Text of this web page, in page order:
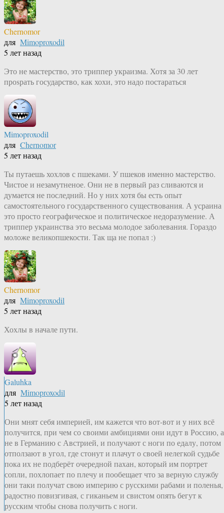
Chernomor
для Mimoproxodil
5 лет назад
Это не мастерство, это триппер украизма. Хотя за 30 лет
проsрать государство, как хохи, это надо постараться
Mimoproxodil
для Chernomor
5 лет назад
Ты путаешь хохлов с пшеками. У пшеков именно мастерство.
Чистое и незамутненое. Они не в первый раз сливаются и
думается не последний. Но у них хотя бы есть опыт
самостоятельного государственного существования. А усраина
это просто географическое и политическое недоразумение. А
триппер украинства это весьма молодое заболевания. Гораздо
моложе великопшекости. Так ща не попал :)
Chernomor
для Mimoproxodil
5 лет назад
Хохлы в начале пути.
Galuhka
для Mimoproxodil
5 лет назад
Они мнят себя империей, им кажется что вот-вот и у них всё
получится, при чем со своими амбициями они идут в Россию, а
не в Германию с Австрией, и получают с ноги по едалу, потом
отползают в угол, где стонут и плачут о своей нелегкой судьбе
пока их не подберёт очередной пахан, который им портрет
сопли, похлопает по плечу и пообещает что за верную службу
они таки получат свою империю с русскими рабами и поленья,
радостно повизгивая, с гиканьем и свистом опять бегут к
русским чтобы снова получить с ноги.